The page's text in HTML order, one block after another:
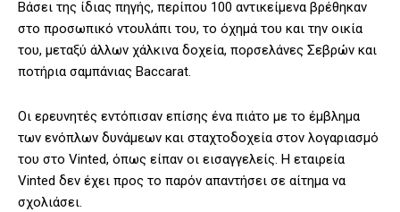
Βάσει της ίδιας πηγής, περίπου 100 αντικείμενα βρέθηκαν
στο προσωπικό ντουλάπι του, το όχημά του και την οικία
του, μεταξύ άλλων χάλκινα δοχεία, πορσελάνες Σεβρών και
ποτήρια σαμπάνιας Baccarat.
Οι ερευνητές εντόπισαν επίσης ένα πιάτο με το έμβλημα
των ενόπλων δυνάμεων και σταχτοδοχεία στον λογαριασμό
του στο Vinted, όπως είπαν οι εισαγγελείς. Η εταιρεία
Vinted δεν έχει προς το παρόν απαντήσει σε αίτημα να
σχολιάσει.